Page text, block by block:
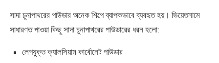
সাদা চুনাপাথরের পাউডার অনেক শিল্পে ব্যাপকভাবে ব্যবহৃত হয়। ভিয়েতনামে
সাধারণত পাওয়া কিছু সাদা চুনাপাথরের পাউডারের ধরন হলো:
লেপযুক্ত ক্যালসিয়াম কার্বোনেট পাউডার